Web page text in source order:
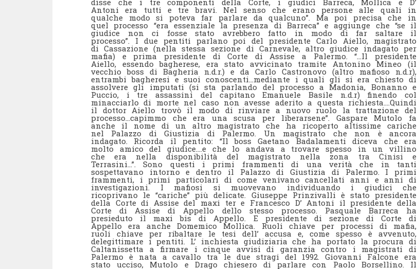
disse che i tre componenti della Corte, i giudici Barreca, Mollica e D’
Antoni era tutti e tre bravi. Nel senso che erano persone alle quali in
qualche modo si poteva far parlare da qualcuno”. Ma poi precisa che in
quel processo “era essenziale la presenza di Barreca” e aggiunge che “se il
giudice non ci fosse stato avrebbero fatto in modo di far saltare il
processo”. I due pentiti parlano poi del presidente Carlo Aiello, magistrato
di Cassazione (nella stessa sezione di Carnevale, altro giudice indagato per
mafia) e prima presidente di Corte di Assise a Palermo. “…Il presidente
Aiello, essendo bagherese, era stato avvicinato tramite Antonino Mineo (il
vecchio boss di Bagheria n.d.r.) e da Carlo Castronovo (altro mafioso n.d.r),
entrambi bagheresi e suoi conoscenti…mediante i quali gli si era chiesto di
assolvere gli imputati (si sta parlando del processo a Madonia, Bonanno e
Puccio, i tre assassini del capitano Emanuele Basile n.d.r) finendo col
minacciarlo di morte nel caso non avesse aderito a questa richiesta….Quindi
il dottor Aiello trovò il modo di rinviare a nuovo ruolo la trattazione del
processo…capimmo che era una scusa per liberarsene”. Gaspare Mutolo fa
anche il nome di un altro magistrato che ha ricoperto altissime cariche
nel Palazzo di Giustizia di Palermo. Un magistrato che non è ancora
indagato. Ricorda il pentito: “Il boss Gaetano Badalamenti diceva che era
molto amico del giudice….e che lo andava a trovare spesso in un villino
che era nella disponibilità del magistrato nella zona tra Cinisi e
Terrasini…”. Sono questi i primi frammenti di una verità che in tanti
sospettavano intorno e dentro il Palazzo di Giustizia di Palermo. I primi
frammenti, i primi particolari di come venivano cancellati anni e anni di
investigazioni. I mafiosi si muovevano individuando i giudici che
ricoprivano le “cariche” più delicate. Giuseppe Prinzivalli è stato presidente
della Corte di Assise del maxi ter e Francesco D’ Antoni il presidente della
Corte di Assise di Appello dello stesso processo. Pasquale Barreca ha
presieduto il maxi bis di Appello. E presidente di sezione di Corte di
Appello era anche Domemico Mollica. Ruoli chiave per processi di mafia,
ruoli chiave per ribaltare le tesi dell’ accusa e, come spesso è avvenuto,
delegittimare i pentiti. L’ inchiesta giudiziaria che ha portato la procura di
Caltanissetta a firmare i cinque avvisi di garanzia contro i magistrati di
Palermo è nata a cavallo tra le due stragi del 1992. Giovanni Falcone era
stato ucciso, Mutolo e Drago chiesero di parlare con Paolo Borsellino. Il